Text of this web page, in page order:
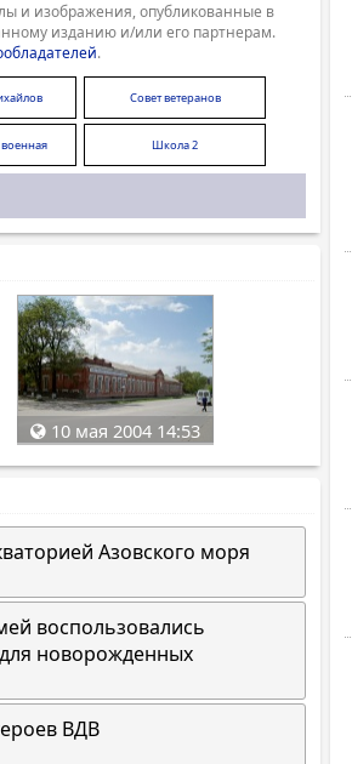
и изображения, опубликованные в
изданию и/или его партнерам.
.
Совет ветеранов
Школа 2
10 мая 2004 14:53
Азовского моря
воспользовались
новорожденных
ВДВ